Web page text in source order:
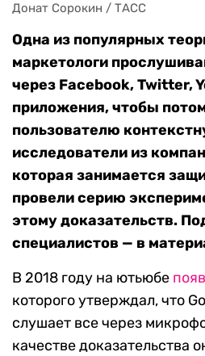
Донат Сорокин / ТАСС
Одна из популярных
маркетологи
через Facebook, Twitter,
приложения, чтобы
пользователю
исследователи из
которая занимается
провели серию
этому доказательств.
специалистов — в
В 2018 году на ютьюбе
которого утверждал, что
слушает все через
качестве доказательства